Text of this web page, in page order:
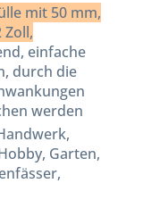
mit 50 mm,
Zoll,
einfache
durch die
werden
Garten,